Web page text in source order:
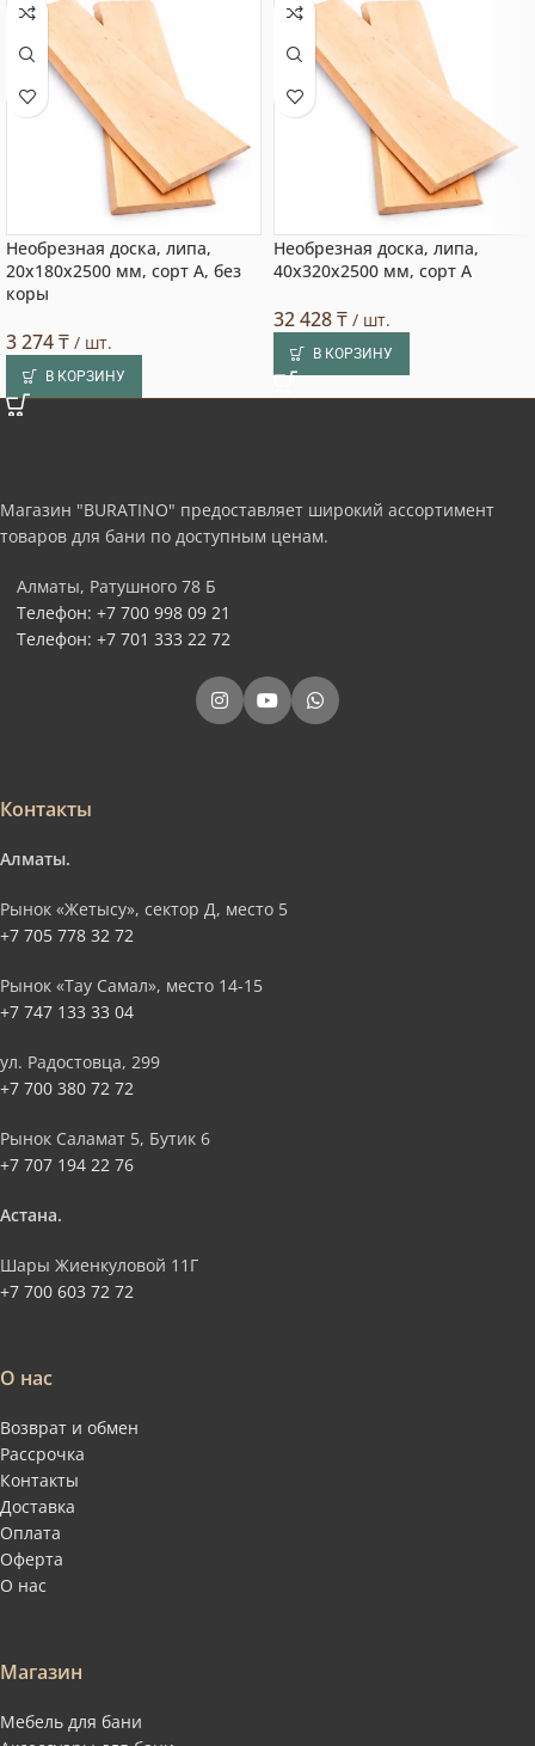
Необрезная доска, липа,
20x180x2500 мм, сорт A, без
коры
3 274₸ / шт.
В КОРЗИНУ
Необрезная доска, липа,
40x320x2500 мм, сорт A
32 428₸ / шт.
В КОРЗИНУ
Магазин "BURATINO" предоставляет широкий ассортимент
товаров для бани по доступным ценам.
Алматы, Ратушного 78 Б
Телефон: +7 700 998 09 21
Телефон: +7 701 333 22 72
Контакты
Алматы.
Рынок «Жетысу», сектор Д, место 5
+7 705 778 32 72
Рынок «Тау Самал», место 14-15
+7 747 133 33 04
ул. Радостовца, 299
+7 700 380 72 72
Рынок Саламат 5, Бутик 6
+7 707 194 22 76
Астана.
Шары Жиенкуловой 11Г
+7 700 603 72 72
О нас
Возврат и обмен
Рассрочка
Контакты
Доставка
Оплата
Оферта
О нас
Магазин
Мебель для бани